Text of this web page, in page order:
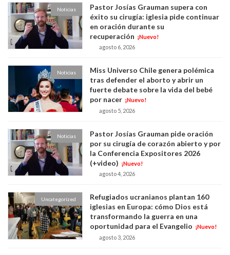
Noticias
Pastor Josías Grauman supera con
éxito su cirugía: iglesia pide continuar
en oración durante su
recuperación ¡Nuevo!
agosto 6, 2026
Noticias
Miss Universo Chile genera polémica
tras defender el aborto y abrir un
fuerte debate sobre la vida del bebé
por nacer ¡Nuevo!
agosto 5, 2026
Noticias
Pastor Josías Grauman pide oración
por su cirugía de corazón abierto y por
la Conferencia Expositores 2026
(+video) ¡Nuevo!
agosto 4, 2026
Uncategorized
Refugiados ucranianos plantan 160
iglesias en Europa: cómo Dios está
transformando la guerra en una
oportunidad para el Evangelio ¡Nuevo!
agosto 3, 2026